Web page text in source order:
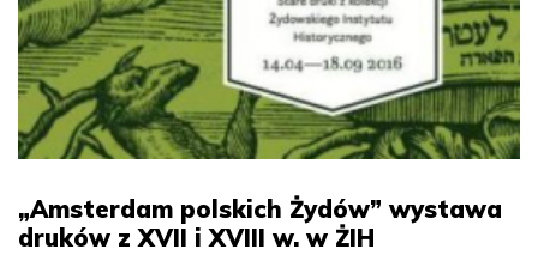
„Amsterdam polskich Żydów” wystawa
druków z XVII i XVIII w. w ŻIH